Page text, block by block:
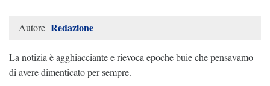
Autore Redazione
La notizia è agghiacciante e rievoca epoche buie che pensavamo
di avere dimenticato per sempre.